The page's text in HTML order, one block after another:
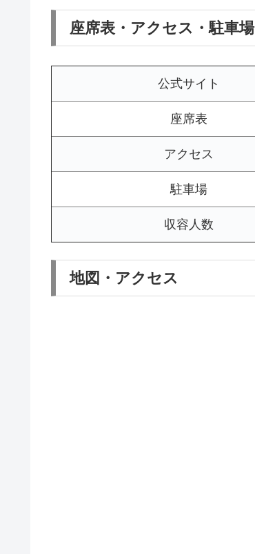
座席表・アクセス・駐車場
公式サイト
座席表
アクセス
駐車場
収容人数
地図・アクセス